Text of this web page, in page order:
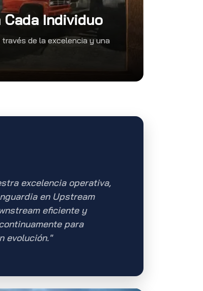
Cada Individuo
de la excelencia y una
excelencia operativa,
en Upstream
eficiente y
para
evolución."